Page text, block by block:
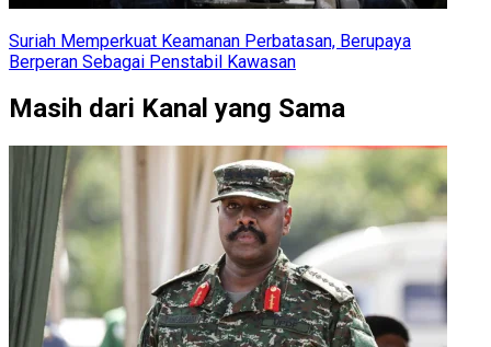
Suriah Memperkuat Keamanan Perbatasan, Berupaya
Berperan Sebagai Penstabil Kawasan
Masih dari Kanal yang Sama